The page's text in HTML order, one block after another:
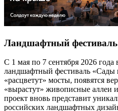
Ландшафтный
С 1 мая по 7 сентября 2026
ландшафтный фестиваль «Сады
«расцветут» мосты, появятся
«вырастут» живописные
проект вновь представит
российских ландшафтных